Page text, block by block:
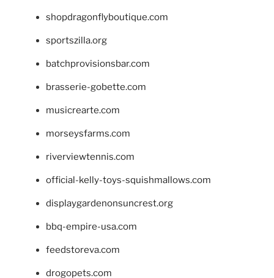
shopdragonflyboutique.com
sportszilla.org
batchprovisionsbar.com
brasserie-gobette.com
musicrearte.com
morseysfarms.com
riverviewtennis.com
official-kelly-toys-squishmallows.com
displaygardenonsuncrest.org
bbq-empire-usa.com
feedstoreva.com
drogopets.com